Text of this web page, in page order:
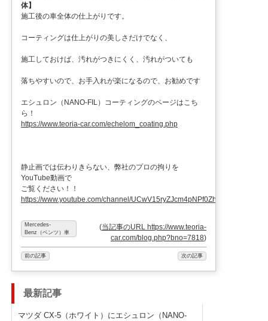
体】
施工後の車全体の仕上がりです。
コーティングは仕上がりの美しさだけでなく、
施工しておけば、汚れがつきにくく、汚れがついても
落ちやすいので、お手入れが楽になるので、お勧めです
エシュロン（NANO-FIL）コーティングのページはこち
ら！
https://www.teoria-car.com/echelom_coating.php
静止画では伝わりきらない、弊社のプロの拘りを
YouTube動画で
ご覧ください！！
https://www.youtube.com/channel/UCwV15ryZJcm4pNPf0ZhXu9g
Mercedes-
Benz（ベンツ）車
(当記事のURL https://www.teoria-
car.com/blog.php?bno=7818)
前の記事 次の記事
最新記事
マツダ CX-5（ホワイト）にエシュロン（NANO-